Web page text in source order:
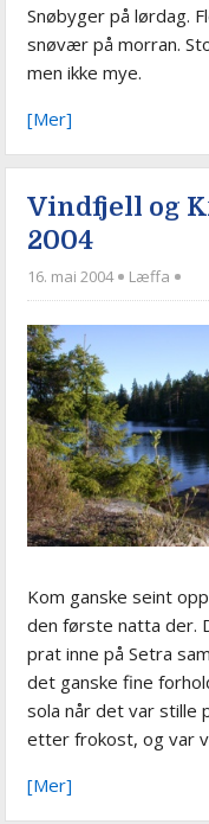
Snøbyger på lørdag.
snøvær på morran.
men ikke mye.
[Mer]
Vindfjell og
2004
16. mai 2004 Læffa
Kom ganske seint
den første natta der.
prat inne på Setra
det ganske fine
sola når det var stille
etter frokost, og var
[Mer]